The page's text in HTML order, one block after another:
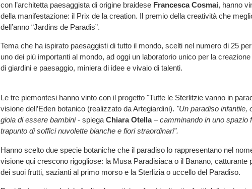
con l’architetta paesaggista di origine braidese Francesca Cosmai, hanno
della manifestazione: il Prix de la creation. Il premio della creatività che
dell’anno “Jardins de Paradis”.
Tema che ha ispirato paesaggisti di tutto il mondo, scelti nel numero di 25
uno dei più importanti al mondo, ad oggi un laboratorio unico per la
di giardini e paesaggio, miniera di idee e vivaio di talenti.
Le tre piemontesi hanno vinto con il progetto "Tutte le Sterlitzie vanno in
visione dell’Eden botanico (realizzato da Artegiardini). "Un paradiso infantile,
gioia di essere bambini- spiega Chiara Otella–camminando in uno spazio
trapunto di soffici nuvolette bianche e fiori straordinari”.
Hanno scelto due specie botaniche che il paradiso lo rappresentano nel
visione qui crescono rigogliose: la Musa Paradisiaca o il Banano, catturante
dei suoi frutti, sazianti al primo morso e la Sterlizia o uccello del Paradiso.